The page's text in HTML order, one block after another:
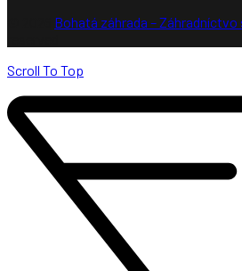
Bohatá záhrada –
Scroll To Top